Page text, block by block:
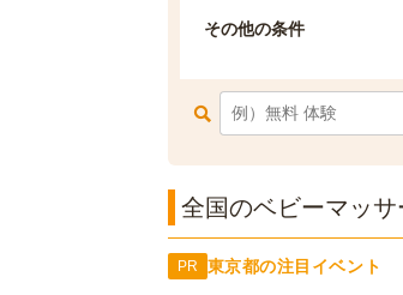
その他の条件
全国のベビーマッ
PR 東京都の注目イベント